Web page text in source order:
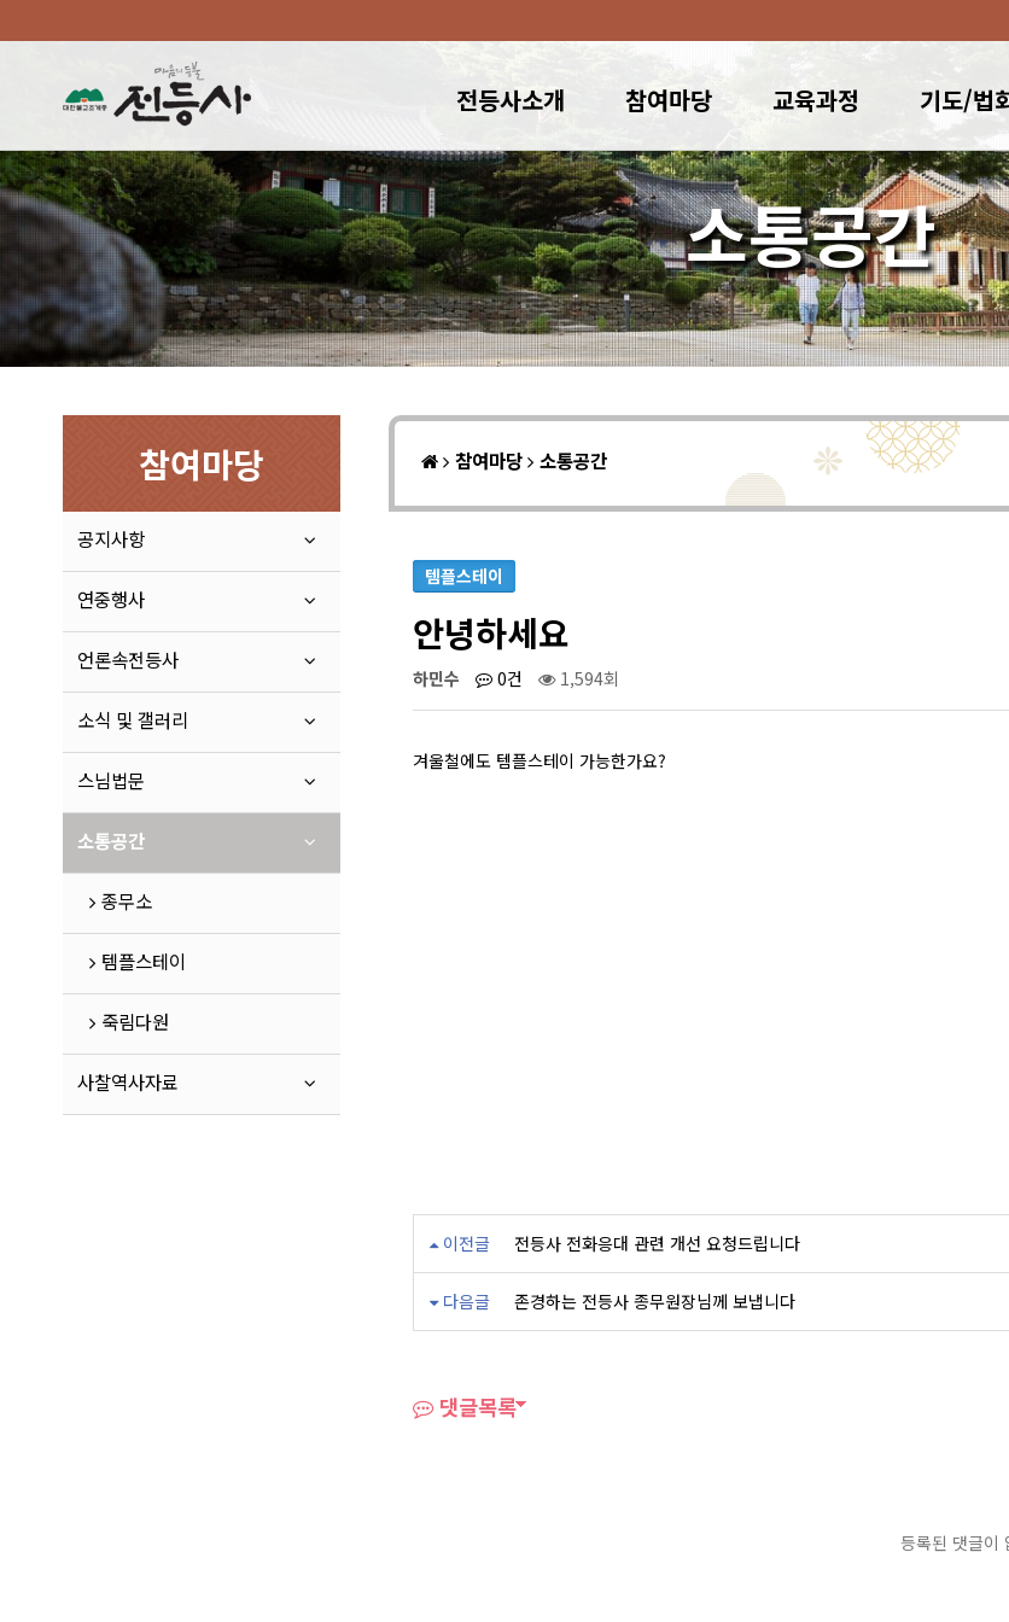
전등사소개 참여마당 교육과정 기도/법
소통공간
참여마당
공지사항
연중행사
언론속전등사
소식 및 갤러리
스님법문
소통공간
종무소
템플스테이
죽림다원
사찰역사자료
참여마당 소통공간
템플스테이
안녕하세요
하민수 0건 1,594회
겨울철에도 템플스테이 가능한가요?
이전글 전등사 전화응대 관련 개선 요청드립니다
다음글 존경하는 전등사 종무원장님께 보냅니다
댓글목록
등록된 댓글이